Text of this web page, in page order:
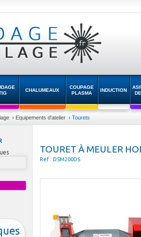
CHALUMEAUX
COUPAGE
PLASMA
INDUCTION
› Equipements d'atelier› Tourets
TOURET À MEULER
Réf : DSM200DS